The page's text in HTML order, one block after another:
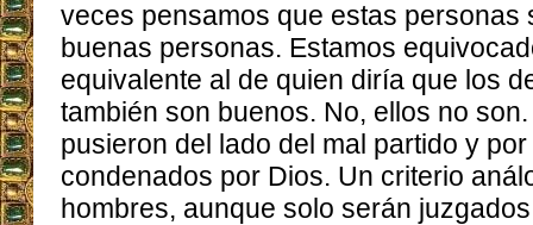
veces pensamos que estas personas
buenas personas. Estamos
equivalente al de quien diría que los
también son buenos. No, ellos no
pusieron del lado del mal partido y
condenados por Dios. Un criterio
hombres, aunque solo serán